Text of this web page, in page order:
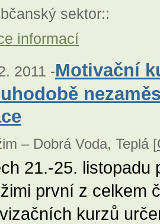
sektor::
informací
2011 -Motivační
– Dobrá Voda, Teplá [
21.-25. listopadu
první z celkem
kurzů